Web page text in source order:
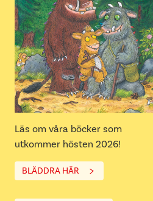
Läs om våra böcker som
utkommer hösten 2026!
BLÄDDRA HÄR